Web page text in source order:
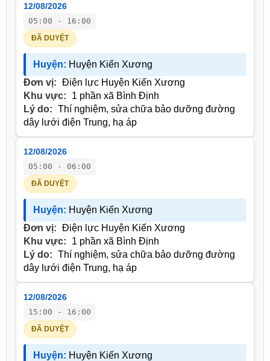
12/08/2026
05:00 - 16:00
ĐÃ DUYỆT
Huyện: Huyện Kiến Xương
Đơn vị: Điện lực Huyện Kiến Xương
Khu vực:
1 phần xã Bình Định
Lý do: Thí nghiệm, sửa chữa bảo dưỡng đường
dây lưới điện Trung, hạ áp
12/08/2026
05:00 - 06:00
ĐÃ DUYỆT
Huyện: Huyện Kiến Xương
Đơn vị: Điện lực Huyện Kiến Xương
Khu vực:
1 phần xã Bình Định
Lý do: Thí nghiệm, sửa chữa bảo dưỡng đường
dây lưới điện Trung, hạ áp
12/08/2026
15:00 - 16:00
ĐÃ DUYỆT
Huyện: Huyện Kiến Xương